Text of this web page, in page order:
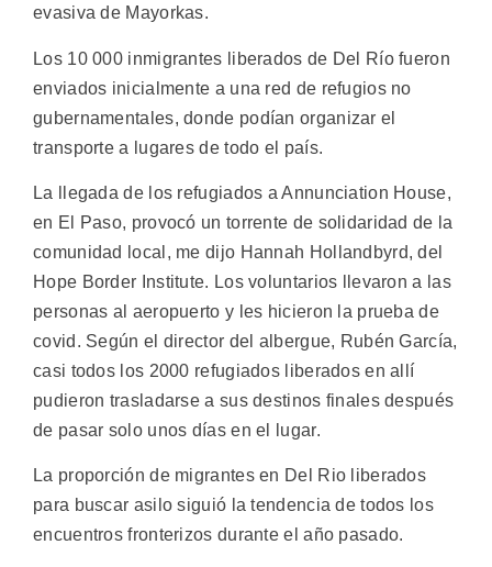
evasiva de Mayorkas.
Los 10 000 inmigrantes liberados de Del Río fueron
enviados inicialmente a una red de refugios no
gubernamentales, donde podían organizar el
transporte a lugares de todo el país.
La llegada de los refugiados a Annunciation House,
en El Paso, provocó un torrente de solidaridad de la
comunidad local, me dijo Hannah Hollandbyrd, del
Hope Border Institute. Los voluntarios llevaron a las
personas al aeropuerto y les hicieron la prueba de
covid. Según el director del albergue, Rubén García,
casi todos los 2000 refugiados liberados en allí
pudieron trasladarse a sus destinos finales después
de pasar solo unos días en el lugar.
La proporción de migrantes en Del Rio liberados
para buscar asilo siguió la tendencia de todos los
encuentros fronterizos durante el año pasado.